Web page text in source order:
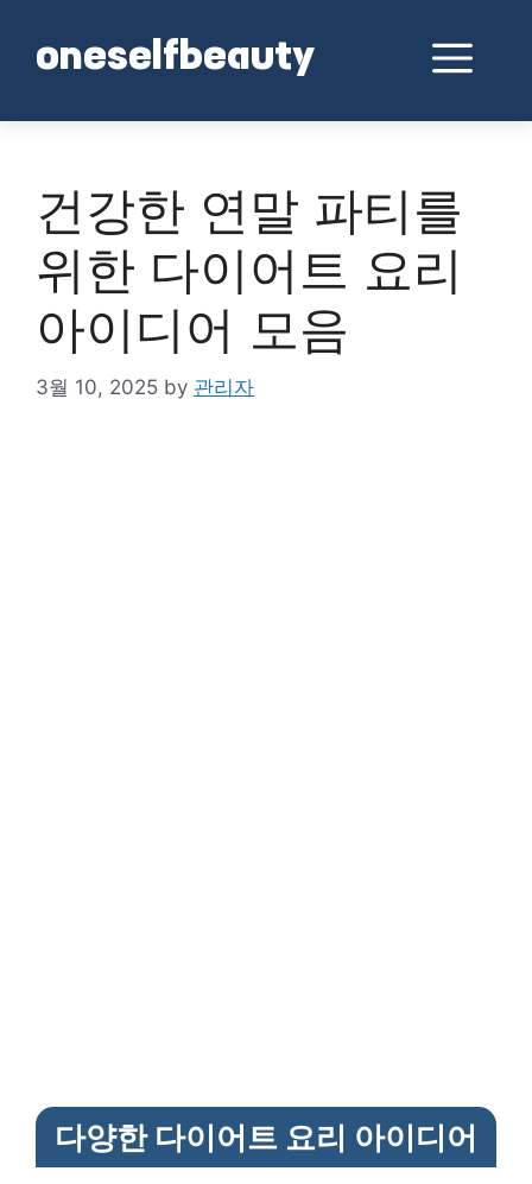
contentoneselfbeauty
건강한 연말 파티를
위한 다이어트 요리
아이디어 모음
3월 10, 2025 by 관리자
다양한 다이어트 요리 아이디어